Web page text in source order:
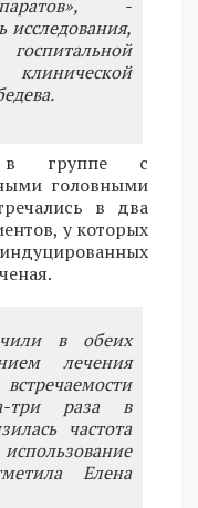
-
исследования,
в группе с
головными
в два
у которых
в обеих
лечения
три раза в
частота
Елена